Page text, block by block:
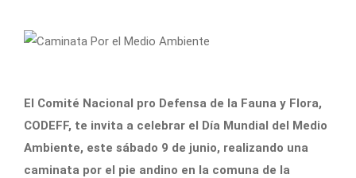
El Comité Nacional pro Defensa de la Fauna y Flora,
CODEFF, te invita a celebrar el Día Mundial del Medio
Ambiente, este sábado 9 de junio, realizando una
caminata por el pie andino en la comuna de la